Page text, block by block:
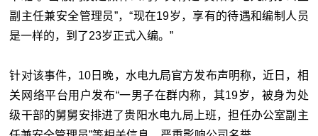
副主任兼安全管理员”，“现在19岁，享有的待遇和编制人员
是一样的，到了23岁正式入编。”
针对该事件，10日晚，水电九局官方发布声明称，近日，相
关网络平台用户发布“一男子在群内称，其19岁，被身为处
级干部的舅舅安排进了贵阳水电九局上班，担任办公室副主